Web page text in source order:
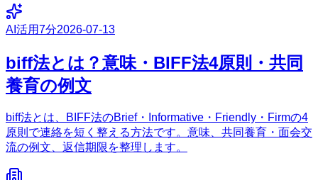
AI活用7分2026-07-13
biff法とは？意味・BIFF法4原則・共同
養育の例文
biff法とは、BIFF法のBrief・Informative・Friendly・Firmの4
原則で連絡を短く整える方法です。意味、共同養育・面会交
流の例文、返信期限を整理します。